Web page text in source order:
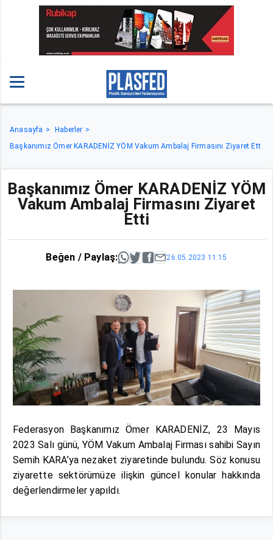
Anasayfa
Haberler
Başkanımız Ömer KARADENİZ YÖM Vakum Ambalaj Firmasını Ziyaret Ett
Başkanımız Ömer KARADENİZ YÖM
Vakum Ambalaj Firmasını Ziyaret
Etti
Beğen / Paylaş: 26.05.2023 11:15
Federasyon Başkanımız Ömer KARADENİZ, 23 Mayıs
2023 Salı günü, YÖM Vakum Ambalaj Firması sahibi Sayın
Semih KARA’ya nezaket ziyaretinde bulundu. Söz konusu
ziyarette sektörümüze ilişkin güncel konular hakkında
değerlendirmeler yapıldı.